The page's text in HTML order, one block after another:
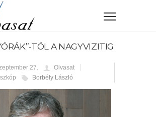
TÓL A NAGYVIZITIG
27.
Olvasat
Borbély László